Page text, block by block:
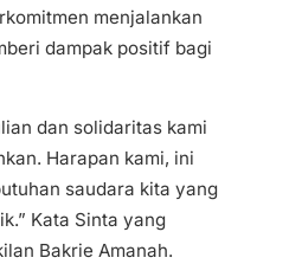
menjalankan
dampak positif bagi
dan solidaritas kami
Harapan kami, ini
saudara kita yang
Kata Sinta yang
Bakrie Amanah.